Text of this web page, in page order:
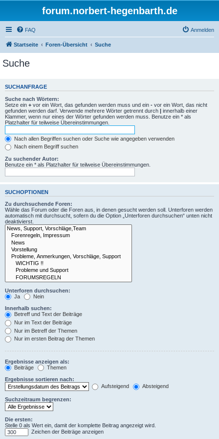
forum.norbert-hegenbarth.de
FAQ Anmelden
Startseite Foren-Übersicht Suche
Suche
SUCHANFRAGE
Suche nach Wörtern:
Setze ein + vor ein Wort, das gefunden werden muss und ein - vor ein Wort, das nicht
gefunden werden darf. Verwende mehrere Wörter getrennt durch | innerhalb einer
Klammer, wenn nur eines der Wörter gefunden werden muss. Benutze ein * als
Platzhalter für teilweise Übereinstimmungen.
Nach allen Begriffen suchen oder Suche wie angegeben verwenden
Nach einem Begriff suchen
Zu suchender Autor:
Benutze ein * als Platzhalter für teilweise Übereinstimmungen.
SUCHOPTIONEN
Zu durchsuchende Foren:
Wähle das Forum oder die Foren aus, in denen gesucht werden soll. Unterforen werden
automatisch mit durchsucht, sofern du die Option „Unterforen durchsuchen“ unten nicht
deaktivierst.
Unterforen durchsuchen:
Ja
Nein
Innerhalb suchen:
Betreff und Text der Beiträge
Nur im Text der Beiträge
Nur im Betreff der Themen
Nur im ersten Beitrag der Themen
Ergebnisse anzeigen als:
Beiträge
Themen
Ergebnisse sortieren nach:
Aufsteigend
Absteigend
Suchzeitraum begrenzen:
Die ersten:
Stelle 0 als Wert ein, damit der komplette Beitrag angezeigt wird.
Zeichen der Beiträge anzeigen